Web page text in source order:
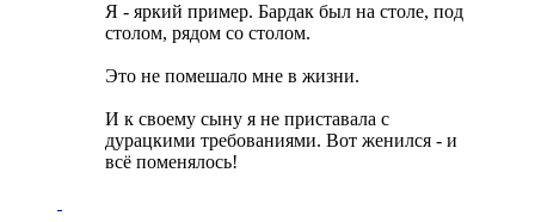
Я - яркий пример. Бардак был на столе, под
столом, рядом со столом.
Это не помешало мне в жизни.
И к своему сыну я не приставала с
дурацкими требованиями. Вот женился - и
всё поменялось!